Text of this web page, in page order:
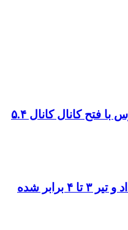
*رکوردشکنی تاریخی بورس با فتح کانال کانال ۵.۴
*چرا قبض آب و برق خرداد و تیر ۳ تا ۴ برابر شده